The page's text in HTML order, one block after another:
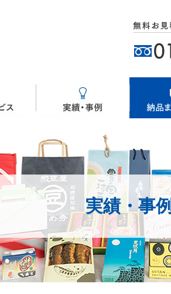
実績・事例